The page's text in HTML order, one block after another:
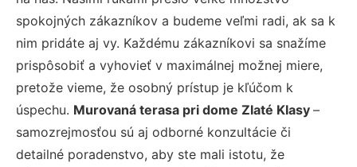
spokojných zákazníkov a budeme veľmi radi, ak sa k
nim pridáte aj vy. Každému zákazníkovi sa snažíme
prispôsobiť a vyhovieť v maximálnej možnej miere,
pretože vieme, že osobný prístup je kľúčom k
úspechu. Murovaná terasa pri dome Zlaté Klasy –
samozrejmosťou sú aj odborné konzultácie či
detailné poradenstvo, aby ste mali istotu, že